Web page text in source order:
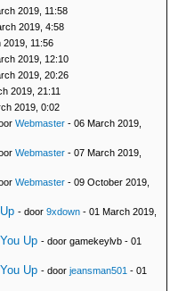
2019, 11:58
2019, 4:58
2019, 11:56
2019, 12:10
2019, 20:26
2019, 21:11
2019, 0:02
Webmaster - 06 March 2019,
Webmaster - 07 March 2019,
Webmaster - 09 October 2019,
- door 9xdown - 01 March 2019,
Up - door gamekeylvb - 01
Up - door jeansman501 - 01